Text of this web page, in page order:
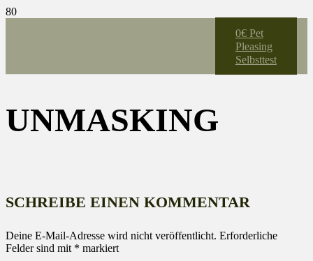
0€ Pet
Pleasing
Selbsttest
UNMASKING
SCHREIBE EINEN KOMMENTAR
Deine E-Mail-Adresse wird nicht veröffentlicht. Erforderliche
Felder sind mit * markiert